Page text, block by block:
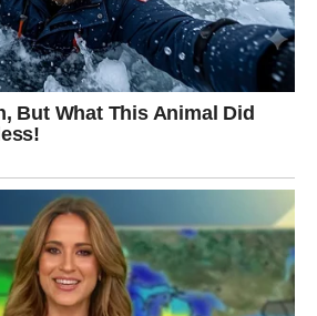
zanimljivih dešavanja, pozitivnih
vas potpuno probuditi.
priliku da osjetite olakšanje,
za promjene koje dugo
vikenda shvatiti da ih tek sada
i da nisu izgubile šansu za